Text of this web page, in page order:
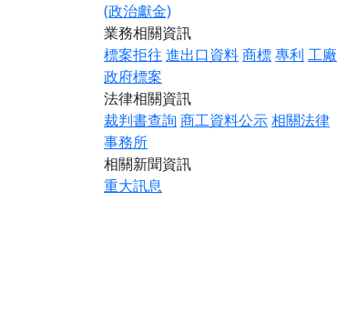
(政治獻金)
業務相關資訊
標案拒往 進出口資料商標專利 工廠
政府標案
法律相關資訊
裁判書查詢 商工資料公示相關法律
事務所
相關新聞資訊
重大訊息